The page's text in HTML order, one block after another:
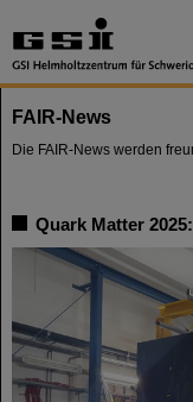
FAIR-News
Die FAIR-News werden
Quark Matter